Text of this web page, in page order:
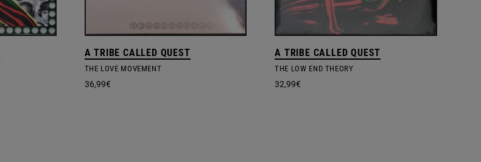
A TRIBE CALLED QUEST
THE LOVE MOVEMENT
36,99€
A TRIBE CALLED QUEST
THE LOW END THEORY
32,99€